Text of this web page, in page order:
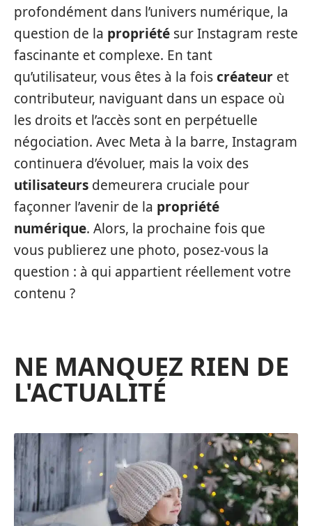
profondément dans l’univers numérique, la
question de la propriété sur Instagram reste
fascinante et complexe. En tant
qu’utilisateur, vous êtes à la foiscréateur et
contributeur, naviguant dans un espace où
les droits et l’accès sont en perpétuelle
négociation. Avec Meta à la barre, Instagram
continuera d’évoluer, mais la voix des
utilisateurs demeurera cruciale pour
façonner l’avenir de la propriété
numérique. Alors, la prochaine fois que
vous publierez une photo, posez-vous la
question : à qui appartient réellement votre
contenu ?
NE MANQUEZ RIEN DE
L'ACTUALITÉ